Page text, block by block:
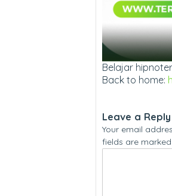
Belajar
Back to home:
Leave a Reply
Your email
fields are marked